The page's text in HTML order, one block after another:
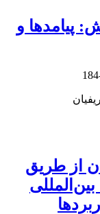
پیامدها و
از طریق